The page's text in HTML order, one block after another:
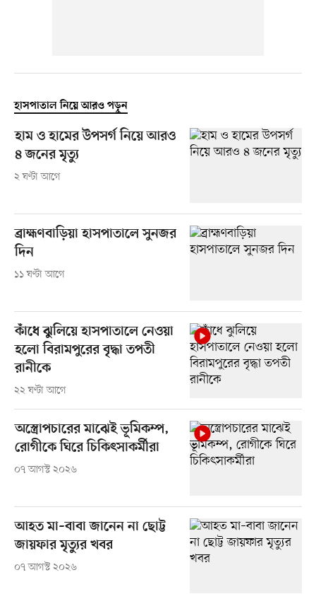
হাসপাতাল নিয়ে আরও পড়ুন
হাম ও হামের উপসর্গ নিয়ে আরও
৪ জনের মৃত্যু
২ ঘণ্টা আগে
ব্রাহ্মণবাড়িয়া হাসপাতালে সুনজর
দিন
১১ ঘণ্টা আগে
কাঁধে ঝুলিয়ে হাসপাতালে নেওয়া
হলো বিরামপুরের বৃদ্ধা তপতী
রানীকে
২২ ঘণ্টা আগে
অস্ত্রোপচারের মাঝেই ভূমিকম্প,
রোগীকে ঘিরে চিকিৎসাকর্মীরা
০৭ আগস্ট ২০২৬
আহত মা–বাবা জানেন না ছোট্ট
জায়ফার মৃত্যুর খবর
০৭ আগস্ট ২০২৬